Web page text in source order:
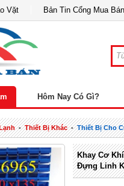
Vặt Bản Tin Cổng Mua Bán
Hôm Nay Có Gì?
-Thiết Bị Khác-Thiết Bị Cho
Khay Cơ
Đựng Linh